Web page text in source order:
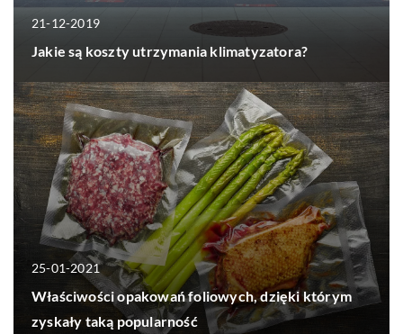
21-12-2019
Jakie są koszty utrzymania klimatyzatora?
25-01-2021
Właściwości opakowań foliowych, dzięki którym
zyskały taką popularność